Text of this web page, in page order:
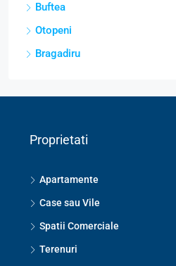
Buftea
Otopeni
Bragadiru
Proprietati
Apartamente
Case sau Vile
Spatii Comerciale
Terenuri